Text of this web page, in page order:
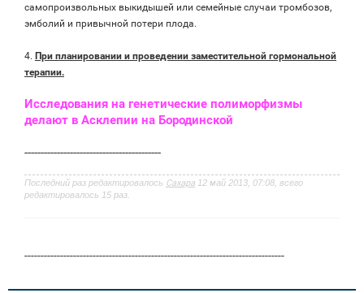
самопроизвольных выкидышей или семейные случаи тромбозов,
эмболий и привычной потери плода.
4. При планировании и проведении заместительной гормональной
терапии.
Исследования на генетические полиморфизмы
делают в Асклепии на Бородинской
------------------------------------------
Последний раз редактировалось Сахара 12 май 2013, 07:08, всего
редактировалось 15 раз.
--------------------------------------------------------------------------------